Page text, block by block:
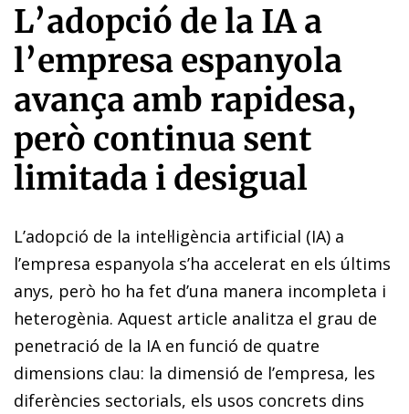
L’adopció de la IA a
l’empresa espanyola
avança amb rapidesa,
però continua sent
limitada i desigual
L’adopció de la intel·ligència artificial (IA) a
l’empresa espanyola s’ha accelerat en els últims
anys, però ho ha fet d’una manera incompleta i
heterogènia. Aquest article analitza el grau de
penetració de la IA en funció de quatre
dimensions clau: la dimensió de l’empresa, les
diferències sectorials, els usos concrets dins